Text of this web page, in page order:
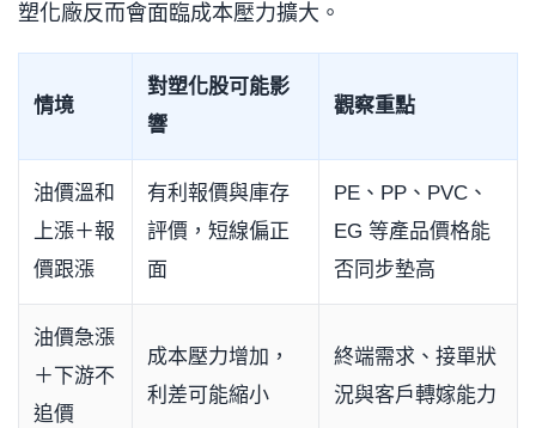
塑化廠反而會面臨成本壓力擴大。
情境
對塑化股可能影
響
觀察重點
油價溫和
上漲＋報
價跟漲
有利報價與庫存
評價，短線偏正
面
PE、PP、PVC、
EG 等產品價格能
否同步墊高
油價急漲
＋下游不
追價
成本壓力增加，
利差可能縮小
終端需求、接單狀
況與客戶轉嫁能力